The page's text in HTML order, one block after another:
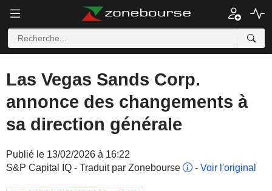
Las Vegas Sands Corp.
annonce des changements à
sa direction générale
Publié le 13/02/2026 à 16:22
S&P Capital IQ - Traduit par Zonebourse
- Voir l'original